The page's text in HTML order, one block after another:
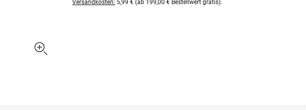
Versandkosten: 5,99 € (ab 199,00 € Bestellwert gratis).